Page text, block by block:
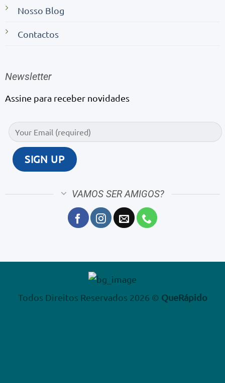
Nosso Blog
Contactos
Newsletter
Assine para receber novidades
VAMOS SER AMIGOS?
Todos Direitos Reservados 2026 © QueRápido